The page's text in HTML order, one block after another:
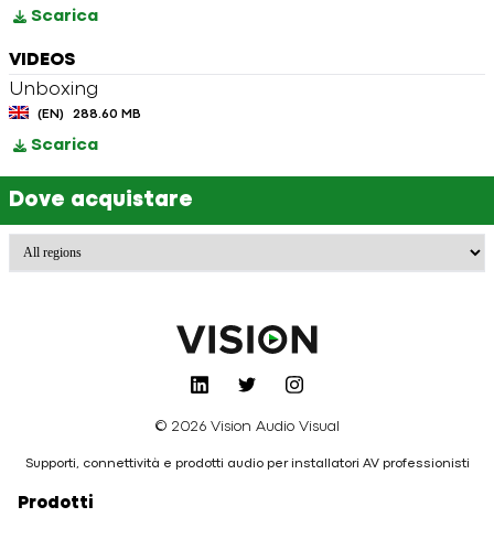
Scarica
VIDEOS
Unboxing
(EN) 288.60 MB
Scarica
Dove acquistare
© 2026 Vision Audio Visual
Supporti, connettività e prodotti audio per installatori AV professionisti
Prodotti